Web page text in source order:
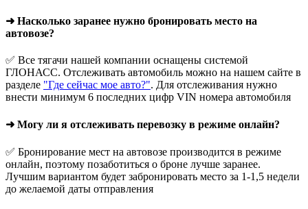
➜ Насколько заранее нужно бронировать место на
автовозе?
✅ Все тягачи нашей компании оснащены системой
ГЛОНАСС. Отслеживать автомобиль можно на нашем сайте в
разделе "Где сейчас мое авто?". Для отслеживания нужно
внести минимум 6 последних цифр VIN номера автомобиля
➜ Могу ли я отслеживать перевозку в режиме онлайн?
✅ Бронирование мест на автовозе производится в режиме
онлайн, поэтому позаботиться о броне лучше заранее.
Лучшим вариантом будет забронировать место за 1-1,5 недели
до желаемой даты отправления